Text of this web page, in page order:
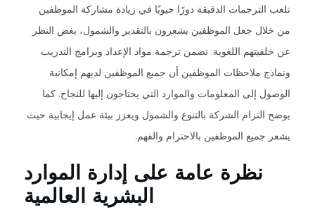
تلعب الترجمات الدقيقة دورًا حيويًا في زيادة مشاركة الموظفين
من خلال جعل الموظفين يشعرون بالتقدير والشمول، بغض النظر
عن خلفيتهم اللغوية. تضمن ترجمة مواد الإعداد وبرامج التدريب
ونماذج ملاحظات الموظفين أن جميع الموظفين لديهم إمكانية
الوصول إلى المعلومات والموارد التي يحتاجون إليها للنجاح. كما
يوضح التزام الشركة بالتنوع والشمول ويعزز بيئة عمل إيجابية حيث
يشعر جميع الموظفين بالاحترام والفهم.
نظرة عامة على إدارة الموارد
البشرية العالمية